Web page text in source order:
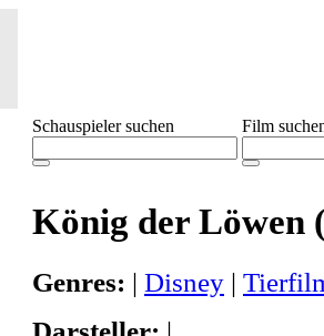
Schauspieler suchen Film
König der Löwen
Genres: | Disney |